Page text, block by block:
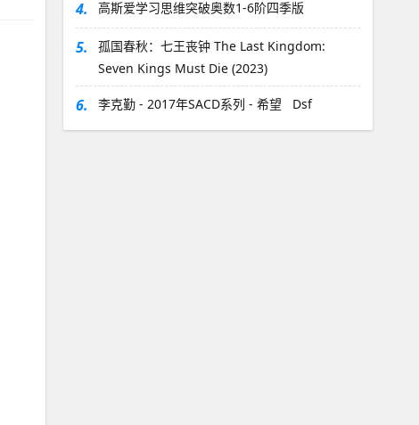
4. 高斯爱学习思维突破奥数1-6阶四季版
5.
孤国春秋：七王丧钟 The Last Kingdom:
Seven Kings Must Die (2023)
6. 李克勤 - 2017年SACD系列 - 希望 Dsf